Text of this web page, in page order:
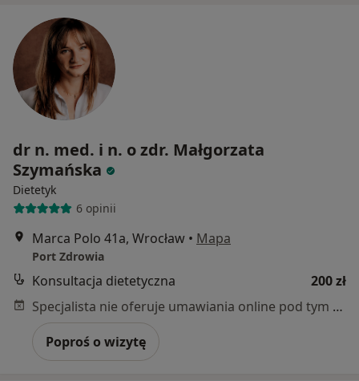
dr n. med. i n. o zdr. Małgorzata
Szymańska
Dietetyk
6 opinii
Marca Polo 41a, Wrocław • Mapa
Port Zdrowia
Konsultacja dietetyczna
200 zł
Specjalista nie oferuje umawiania online pod tym adresem.
Poproś o wizytę